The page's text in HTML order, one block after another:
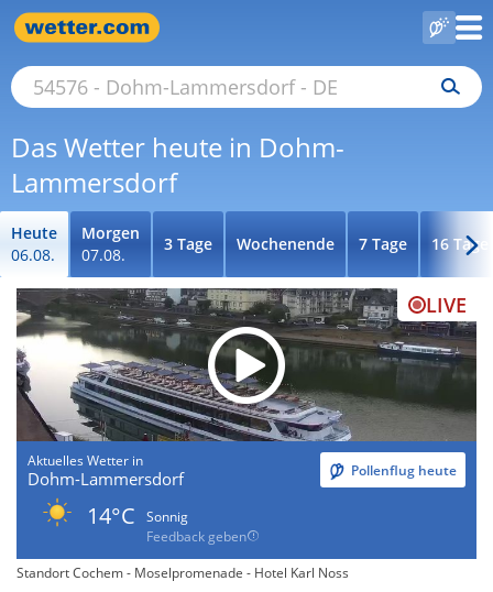
Das Wetter heute in Dohm-
Lammersdorf
Heute
06.08.
Morgen
07.08.
3 Tage Wochenende 7 Tage 16 Tage
LIVE
Aktuelles Wetter in
Dohm-Lammersdorf Pollenflug heute
14°C
Sonnig
Feedback geben
Standort Cochem - Moselpromenade - Hotel Karl Noss